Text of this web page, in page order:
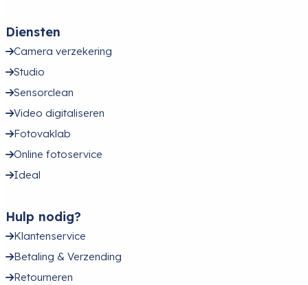
Diensten
Camera verzekering
Studio
Sensorclean
Video digitaliseren
Fotovaklab
Online fotoservice
Ideal
Hulp nodig?
Klantenservice
Betaling & Verzending
Retourneren